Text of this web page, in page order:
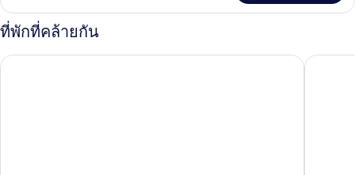
เตียง
ควีน
ไซส์
เกี่ยว
กับ
ห้อง
สิก,
ที่พักที่คล้ายกัน
Budapest Marriott Hotel Hilton